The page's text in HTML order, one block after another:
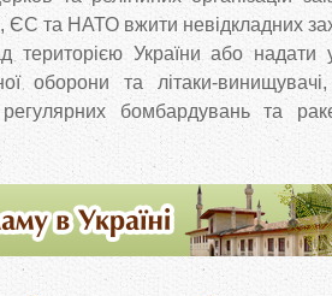
ЄС та НАТО вжити невідкладних
територією України або надати
оборони та літаки-
бомбардувань та